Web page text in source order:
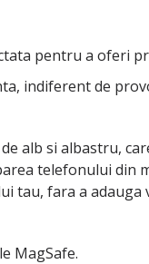
pentru a oferi
indiferent de
alb si albastru,
telefonului din
tau, fara a adauga
MagSafe.